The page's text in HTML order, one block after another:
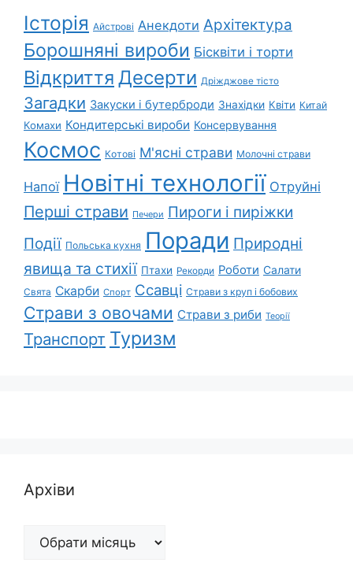
Історія Айстрові Анекдоти Архітектура
Борошняні вироби Бісквіти і торти
Відкриття Десерти Дріжджове тісто
Загадки Закуски і бутерброди Знахідки Квіти Китай
Комахи Кондитерські вироби Консервування
Космос Котові М'ясні страви Молочні страви
Напої Новітні технології Отруйні
Перші страви Печери Пироги і пиріжки
Події Польська кухня Поради Природні
явища та стихії Птахи Рекорди Роботи Салати
Свята Скарби Спорт Ссавці Страви з круп і бобових
Страви з овочами Страви з риби Теорії
Транспорт Туризм
Архіви
Архіви